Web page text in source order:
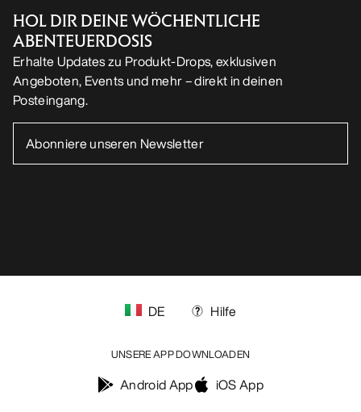
HOL DIR DEINE WÖCHENTLICHE
ABENTEUERDOSIS
Erhalte Updates zu Produkt-Drops, exklusiven
Angeboten, Events und mehr – direkt in deinen
Posteingang.
DE Hilfe
UNSERE APP DOWNLOADEN
Android App iOS App